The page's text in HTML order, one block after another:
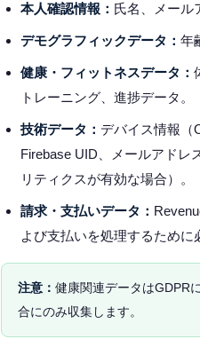
本人確認情報： 氏名、メール
デモグラフィックデータ： 年
健康・フィットネスデータ：
トレーニング、進捗データ。
技術データ： デバイス情報（
Firebase UID、メールアドレ
リティクスが有効な場合）。
請求・支払いデータ：
よび支払いを処理するために
健康関連データはGDPR
合にのみ収集します。